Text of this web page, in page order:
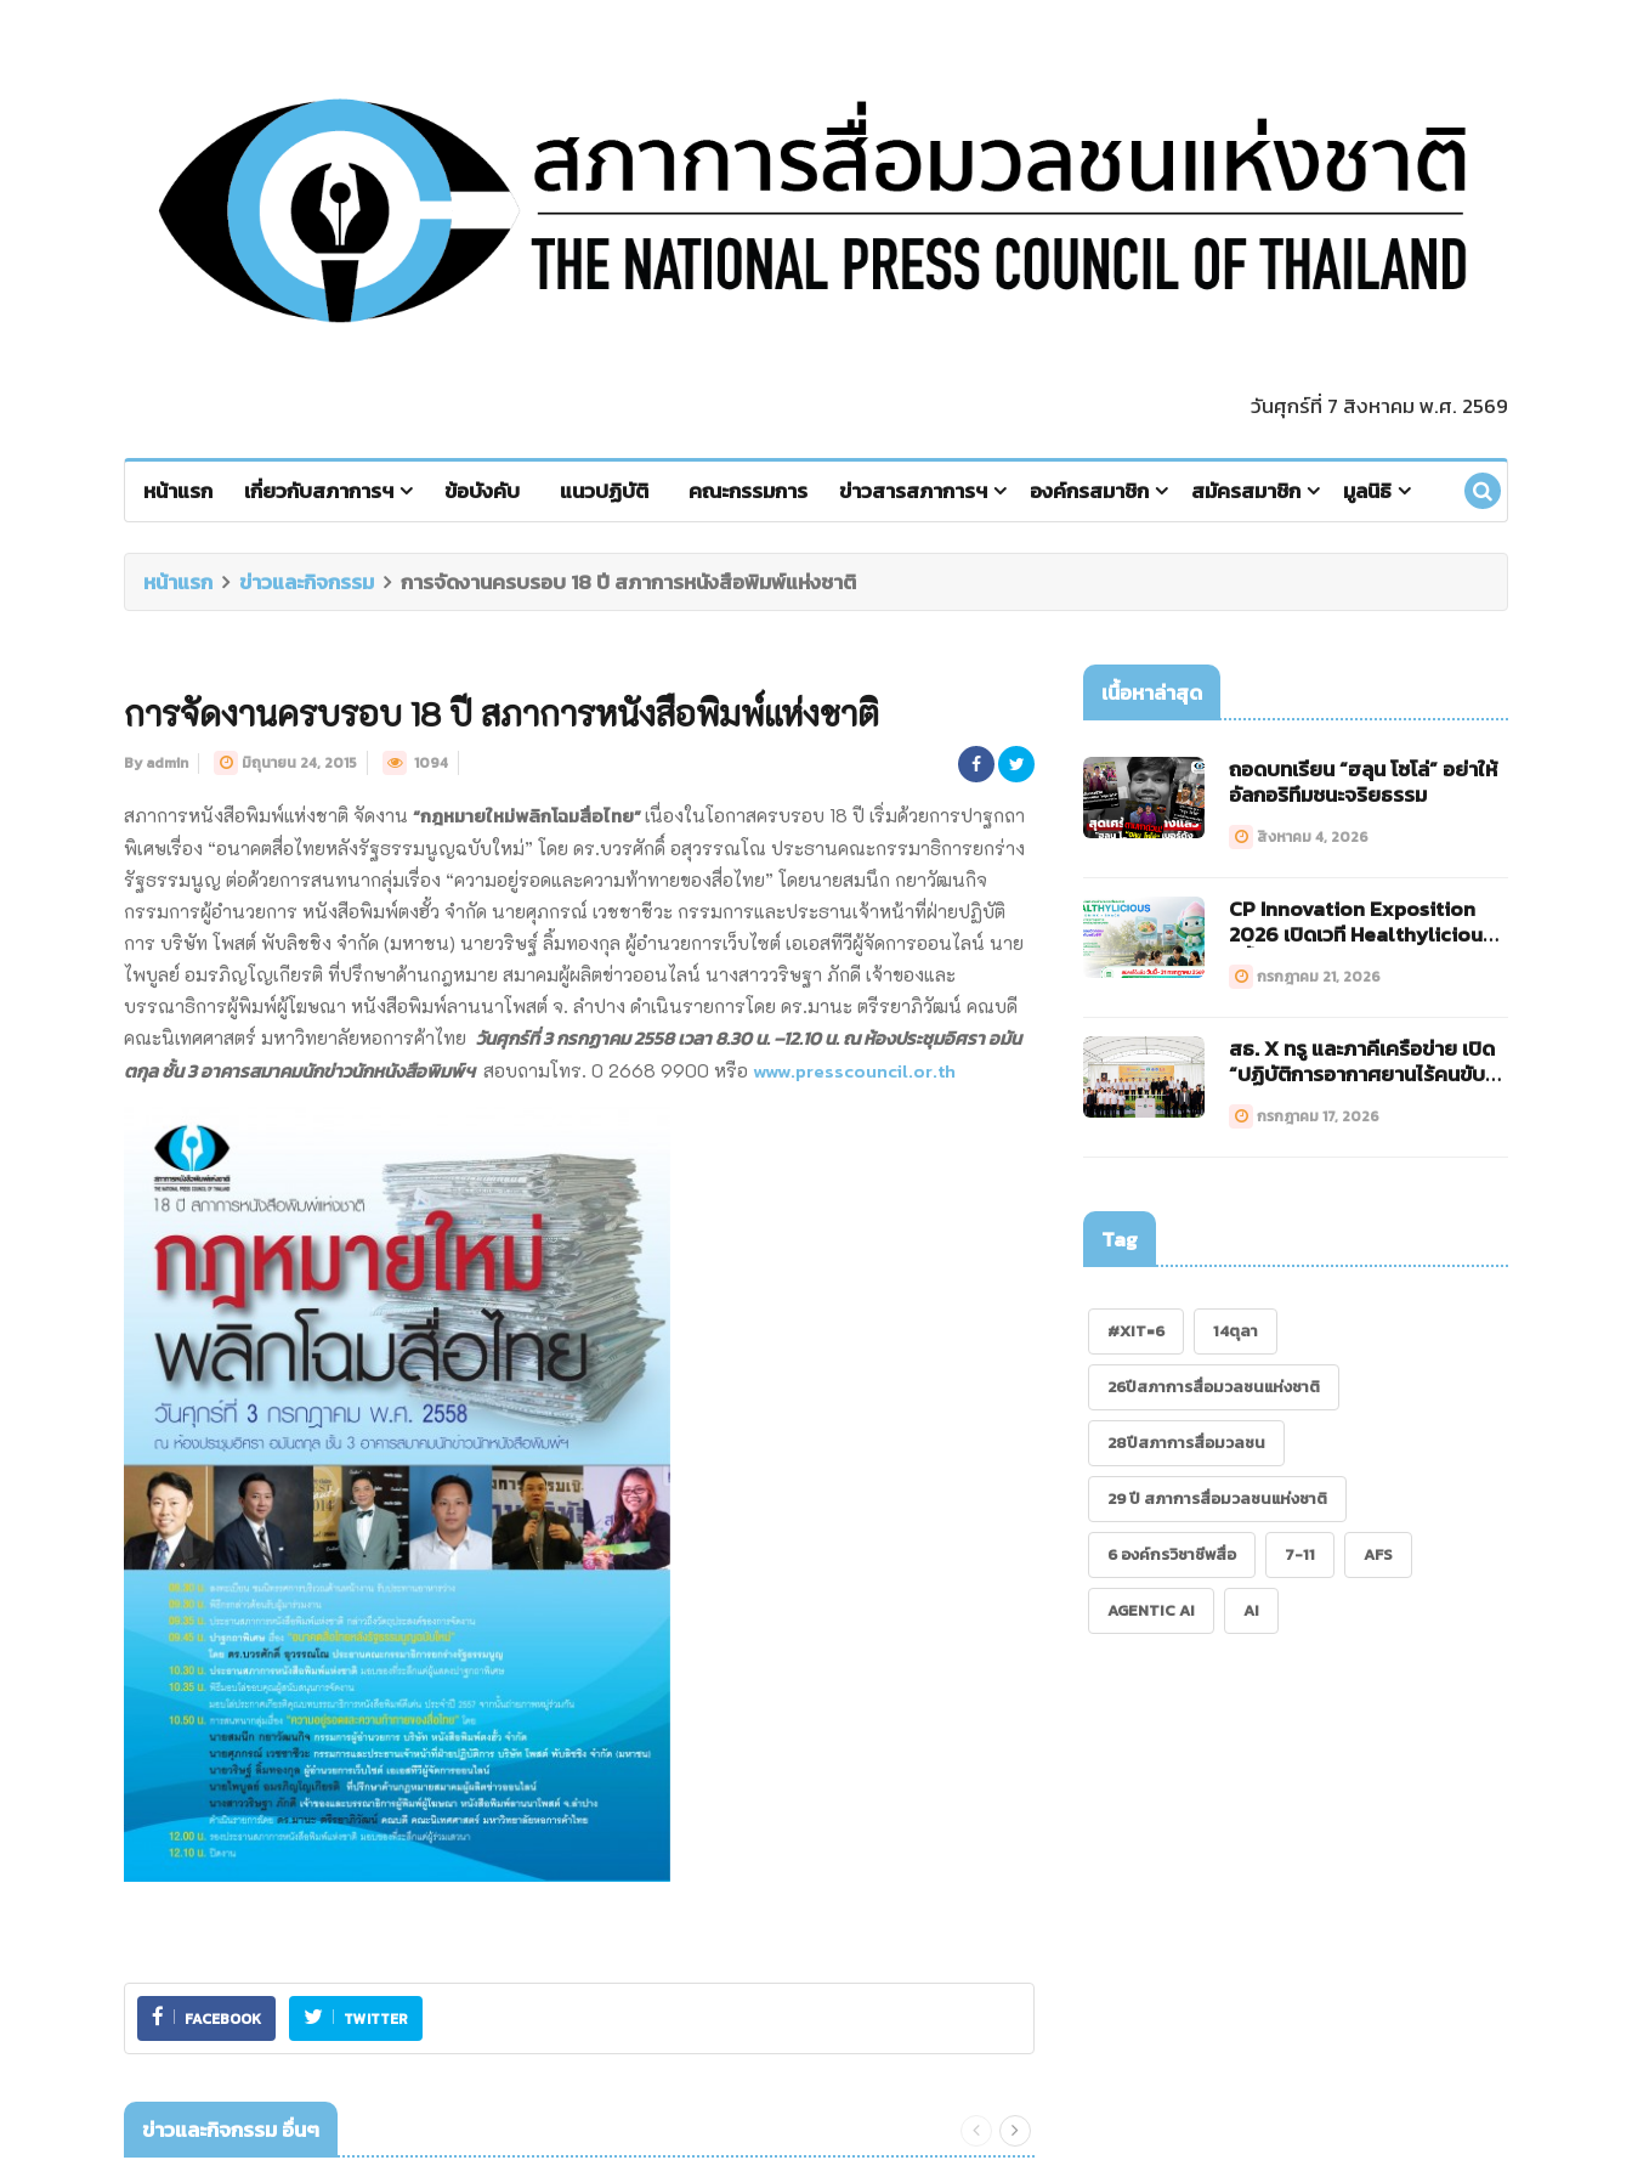
วันศุกร์ที่ 7 สิงหาคม พ.ศ. 2569
หน้าแรก เกี่ยวกับสภาการฯ ข้อบังคับ แนวปฏิบัติ คณะกรรมการ ข่าวสารสภาการฯ องค์กรสมาชิก สมัครสมาชิก มูลนิธิ
หน้าแรก ข่าวและกิจกรรม การจัดงานครบรอบ 18 ปี สภาการหนังสือพิมพ์แห่งชาติ
การจัดงานครบรอบ 18 ปี สภาการหนังสือพิมพ์แห่งชาติ
By admin มิถุนายน 24, 2015 1094
สภาการหนังสือพิมพ์แห่งชาติ จัดงาน “กฎหมายใหม่พลิกโฉมสื่อไทย”เนื่องในโอกาสครบรอบ 18 ปี เริ่มด้วยการปาฐกถา
พิเศษเรื่อง “อนาคตสื่อไทยหลังรัฐธรรมนูญฉบับใหม่” โดย ดร.บวรศักดิ์ อสุวรรณโณ ประธานคณะกรรมาธิการยกร่าง
รัฐธรรมนูญ ต่อด้วยการสนทนากลุ่มเรื่อง “ความอยู่รอดและความท้าทายของสื่อไทย” โดยนายสมนึก กยาวัฒนกิจ
กรรมการผู้อำนวยการ หนังสือพิมพ์ตงฮั้ว จำกัด นายศุภกรณ์ เวชชาชีวะ กรรมการและประธานเจ้าหน้าที่ฝ่ายปฏิบัติ
การ บริษัท โพสต์ พับลิชชิง จำกัด (มหาชน) นายวริษฐ์ ลิ้มทองกุล ผู้อำนวยการเว็บไซต์ เอเอสทีวีผู้จัดการออนไลน์ นาย
ไพบูลย์ อมรภิญโญเกียรติ ที่ปรึกษาด้านกฎหมาย สมาคมผู้ผลิตข่าวออนไลน์ นางสาววริษฐา ภักดี เจ้าของและ
บรรณาธิการผู้พิมพ์ผู้โฆษณา หนังสือพิมพ์ลานนาโพสต์ จ. ลำปาง ดำเนินรายการโดย ดร.มานะ ตรีรยาภิวัฒน์ คณบดี
คณะนิเทศศาสตร์ มหาวิทยาลัยหอการค้าไทย วันศุกร์ที่3 กรกฏาคม 2558 เวลา 8.30 น. –12.10 น. ณ ห้องประชุมอิศรา อมัน
ตกุล ชั้น 3 อาคารสมาคมนักข่าวนักหนังสือพิมพ์ฯ สอบถามโทร. 0 2668 9900 หรือ www.presscouncil.or.th
FACEBOOK TWITTER
ข่าวและกิจกรรม อื่นๆ
เนื้อหาล่าสุด
ถอดบทเรียน “ฮลุน โซโล่” อย่าให้
อัลกอริทึมชนะจริยธรรม
สิงหาคม 4, 2026
CP Innovation Exposition
2026 เปิดเวที Healthylicious
กรกฎาคม 21, 2026
สธ. X ทรู และภาคีเครือข่าย เปิด
“ปฏิบัติการอากาศยานไร้คนขับ
กรกฎาคม 17, 2026
Tag
#XIT=6 14ตุลา
26ปีสภาการสื่อมวลชนแห่งชาติ
28ปีสภาการสื่อมวลชน
29 ปี สภาการสื่อมวลชนแห่งชาติ
6 องค์กรวิชาชีพสื่อ 7-11 AFS
AGENTIC AI AI